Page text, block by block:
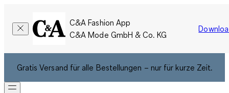
C&A Fashion App
C&A Mode GmbH & Co. KG
Gratis Versand für alle Bestellungen – nur für kurze Zeit.